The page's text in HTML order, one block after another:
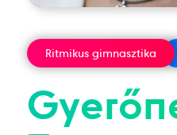
Ritmikus gimnasztika